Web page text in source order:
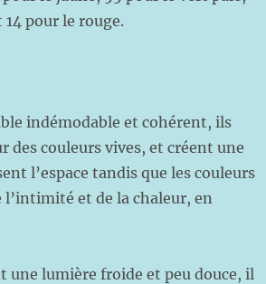
pour le rouge.
indémodable et cohérent, ils
couleurs vives, et créent une
l’espace tandis que les couleurs
l’intimité et de la chaleur, en
une lumière froide et peu douce, il